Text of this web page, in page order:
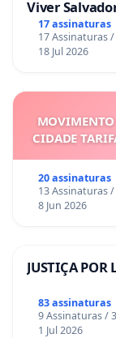
Viver
17 assinaturas
17 Assinaturas
18 Jul 2026
MOVIMENTO
CIDADE
20 assinaturas
13 Assinaturas
8 Jun 2026
JUSTIÇA POR
83 assinaturas
9 Assinaturas /
1 Jul 2026